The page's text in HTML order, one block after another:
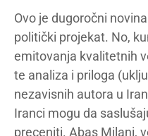
Ovo je dugoročni
politički projekat. No,
emitovanja kvalitetnih
te analiza i priloga
nezavisnih autora u
Iranci mogu da
preceniti. Abas Milani,